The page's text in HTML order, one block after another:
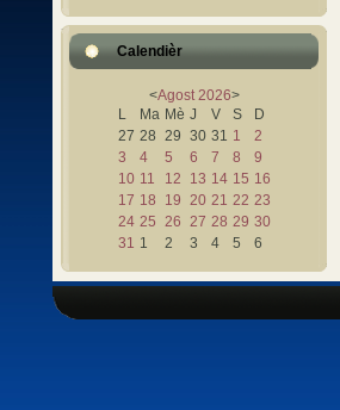
Calendièr
<Agost 2026>
L
Ma Mè J V S
D
27 28 29 30 31 1
2
3
4 5 6 7 8
9
10 11 12 13 14 15 16
17 18 19 20 21 22 23
24 25 26 27 28 29 30
31 1 2 3 4 5 6